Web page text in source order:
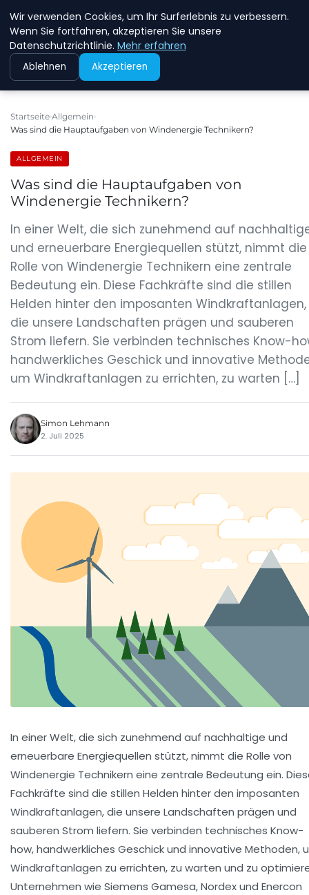
NEW ENERGY JOBS
Startseite Allgemein
Was sind die Hauptaufgaben von Windenergie Technikern?
ALLGEMEIN
Was sind die Hauptaufgaben von
Windenergie Technikern?
In einer Welt, die sich zunehmend auf
und erneuerbare Energiequellen stützt, nimmt die
Rolle von Windenergie Technikern eine zentrale
Bedeutung ein. Diese Fachkräfte sind die stillen
Helden hinter den imposanten Windkraftanlagen,
die unsere Landschaften prägen und sauberen
Strom liefern. Sie verbinden technisches Know-
handwerkliches Geschick und innovative
um Windkraftanlagen zu errichten, zu warten […]
Simon Lehmann
2. Juli 2025
In einer Welt, die sich zunehmend auf nachhaltige und
erneuerbare Energiequellen stützt, nimmt die Rolle von
Windenergie Technikern eine zentrale Bedeutung ein.
Fachkräfte sind die stillen Helden hinter den imposanten
Windkraftanlagen, die unsere Landschaften prägen und
sauberen Strom liefern. Sie verbinden technisches Know-
how, handwerkliches Geschick und innovative Methoden,
Windkraftanlagen zu errichten, zu warten und zu
Unternehmen wie Siemens Gamesa, Nordex und Enercon
Wir verwenden Cookies, um Ihr Surferlebnis zu verbessern.
Wenn Sie fortfahren, akzeptieren Sie unsere
Datenschutzrichtlinie. Mehr erfahren
Ablehnen Akzeptieren